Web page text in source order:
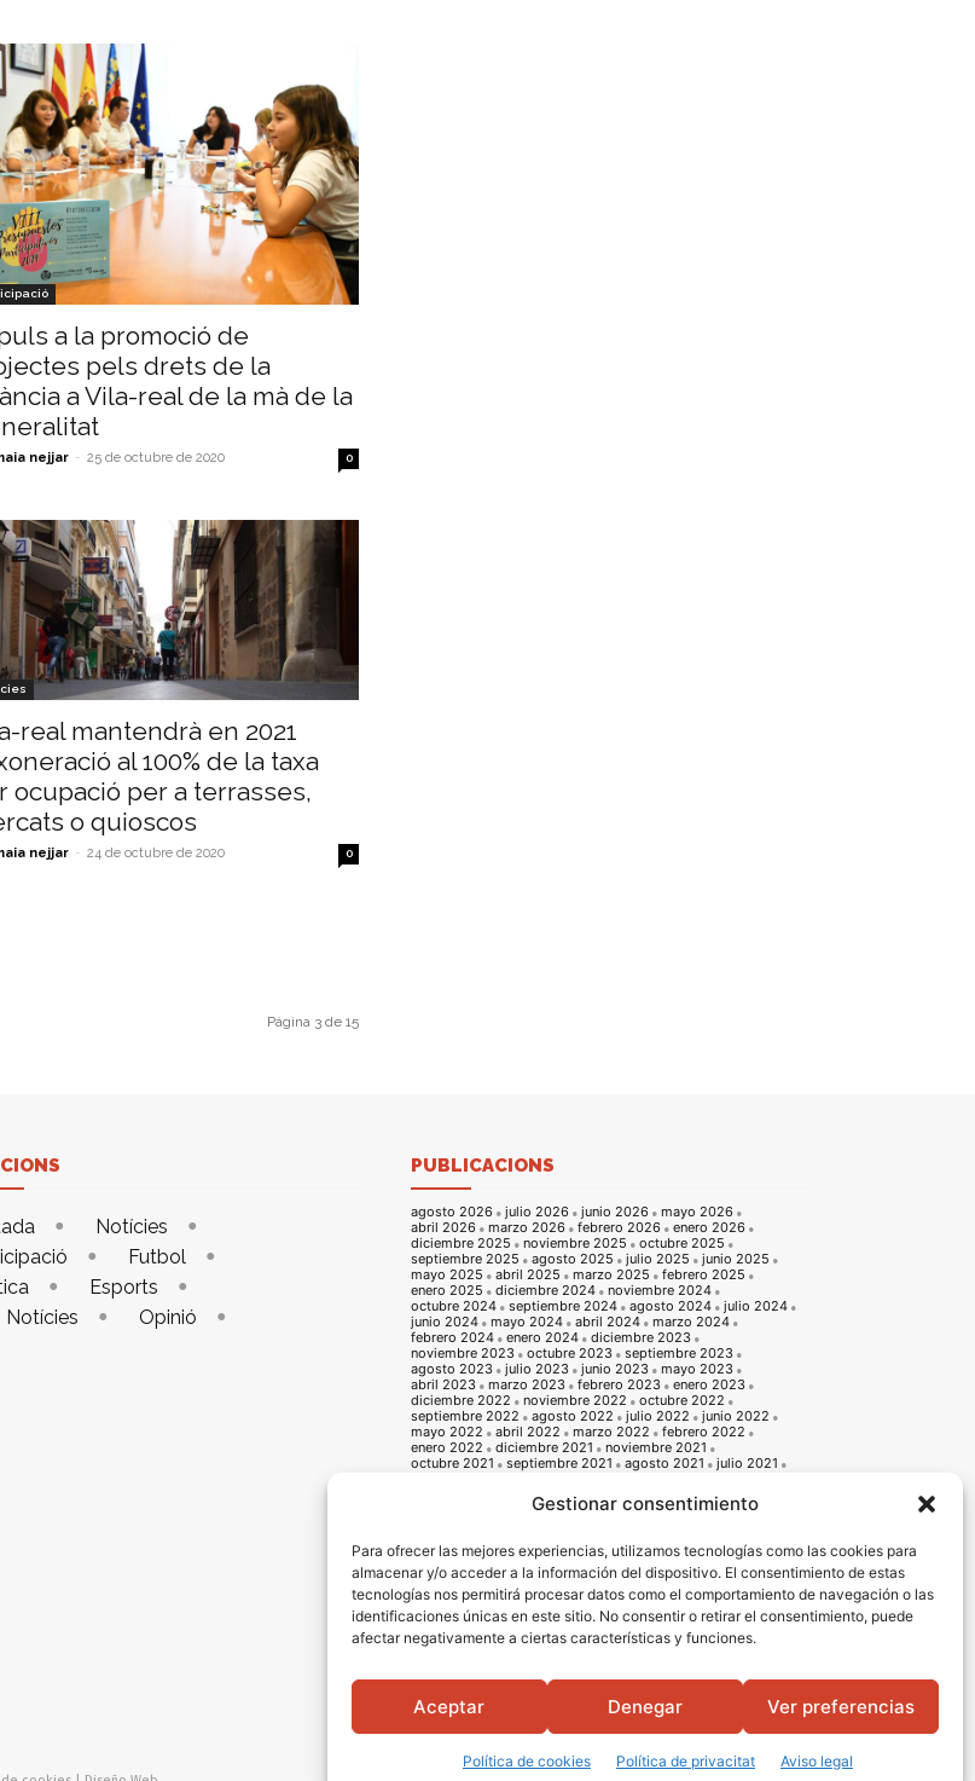
Gestionar consentimiento
Para ofrecer las mejores experiencias, utilizamos tecnologías como las cookies para
almacenar y/o acceder a la información del dispositivo. El consentimiento de estas
tecnologías nos permitirá procesar datos como el comportamiento de navegación o las
identificaciones únicas en este sitio. No consentir o retirar el consentimiento, puede
afectar negativamente a ciertas características y funciones.
Aceptar Denegar Ver preferencias
Política de cookies Política de privacitat Aviso legal
a la promoció de
pels drets de la
a Vila-real de la mà de la
nejjar - 25 de octubre de 2020 0
real mantendrà en 2021
al 100% de la taxa
ocupació per a terrasses,
o quioscos
nejjar - 24 de octubre de 2020 0
Página 3 de 15
Notícies
Futbol
Esports
Notícies
Opinió
PUBLICACIONS
agosto 2026 julio 2026 junio 2026
mayo 2026
abril 2026
marzo 2026 febrero 2026
enero 2026
diciembre 2025
noviembre 2025
octubre 2025
septiembre 2025
agosto 2025 julio 2025
junio 2025
mayo 2025
abril 2025 marzo 2025
febrero 2025
enero 2025
diciembre 2024
noviembre 2024
octubre 2024
septiembre 2024 agosto 2024
julio 2024
junio 2024
mayo 2024 abril 2024
marzo 2024
febrero 2024
enero 2024
diciembre 2023
noviembre 2023
octubre 2023
septiembre 2023
agosto 2023
julio 2023 junio 2023
mayo 2023
abril 2023
marzo 2023 febrero 2023
enero 2023
diciembre 2022
noviembre 2022
octubre 2022
septiembre 2022
agosto 2022 julio 2022
junio 2022
mayo 2022
abril 2022 marzo 2022
febrero 2022
enero 2022
diciembre 2021
noviembre 2021
octubre 2021
septiembre 2021 agosto 2021
julio 2021
enero 2021
octubre 2020
septiembre 2020
abril 2020
marzo 2020 febrero 2020
enero 2020
diciembre 2019
noviembre 2019
octubre 2019
septiembre 2019
agosto 2019 julio 2019
junio 2019
mayo 2019
abril 2019 marzo 2019
febrero 2019
enero 2019
diciembre 2018
noviembre 2018
octubre 2018
septiembre 2018 agosto 2018
julio 2018
junio 2018
mayo 2018 abril 2018
marzo 2018
febrero 2018
diciembre 2017
junio 2017
mayo 2017 abril 2017
marzo 2017
febrero 2017
diciembre 2016
noviembre 2016
octubre 2016
septiembre 2016 agosto 2016
julio 2016
junio 2016
mayo 2016 abril 2016